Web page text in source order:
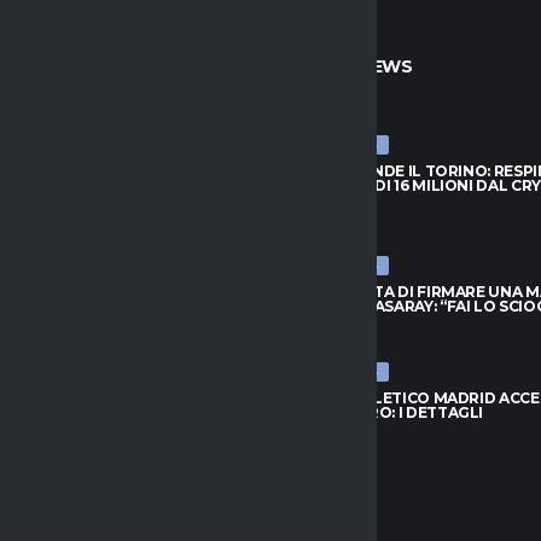
ULTIME NEWS
ULTIME NEWS
NJIE SI PRENDE IL TORINO:
L’OFFERTA DI 16 MILIONI DAL
ULTIME NEWS
LEAO RIFIUTA DI FIRMARE UNA
DEL GALATASARAY: “FAI LO
ULTIME NEWS
INTER, L’ATLETICO MADRID
PER ROMERO: I DETTAGLI